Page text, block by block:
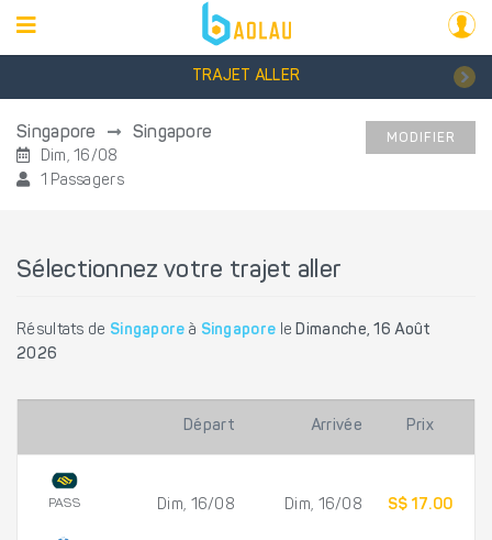
TRAJET ALLER
Singapore Singapore
Dim, 16/08
1 Passagers
MODIFIER
Sélectionnez votre trajet aller
Résultats de Singapore à Singapore leDimanche, 16 Août
2026
Départ Arrivée Prix
PASS Dim, 16/08 Dim, 16/08 S$ 17.00